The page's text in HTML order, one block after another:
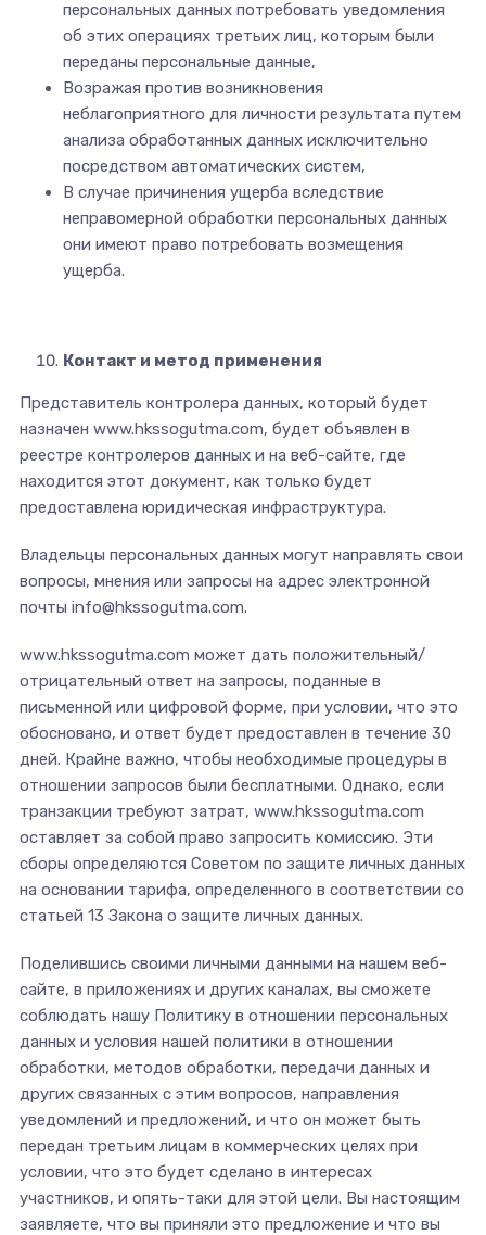
персональных данных потребовать уведомления
об этих операциях третьих лиц, которым были
переданы персональные данные,
Возражая против возникновения
неблагоприятного для личности результата путем
анализа обработанных данных исключительно
посредством автоматических систем,
В случае причинения ущерба вследствие
неправомерной обработки персональных данных
они имеют право потребовать возмещения
ущерба.
Контакт и метод применения
Представитель контролера данных, который будет
назначен www.hkssogutma.com, будет объявлен в
реестре контролеров данных и на веб-сайте, где
находится этот документ, как только будет
предоставлена ​​юридическая инфраструктура.
Владельцы персональных данных могут направлять свои
вопросы, мнения или запросы на адрес электронной
почты info@hkssogutma.com.
www.hkssogutma.com может дать положительный/
отрицательный ответ на запросы, поданные в
письменной или цифровой форме, при условии, что это
обосновано, и ответ будет предоставлен в течение 30
дней. Крайне важно, чтобы необходимые процедуры в
отношении запросов были бесплатными. Однако, если
транзакции требуют затрат, www.hkssogutma.com
оставляет за собой право запросить комиссию. Эти
сборы определяются Советом по защите личных данных
на основании тарифа, определенного в соответствии со
статьей 13 Закона о защите личных данных.
Поделившись своими личными данными на нашем веб-
сайте, в приложениях и других каналах, вы сможете
соблюдать нашу Политику в отношении персональных
данных и условия нашей политики в отношении
обработки, методов обработки, передачи данных и
других связанных с этим вопросов, направления
уведомлений и предложений, и что он может быть
передан третьим лицам в коммерческих целях при
условии, что это будет сделано в интересах
участников, и опять-таки для этой цели. Вы настоящим
заявляете, что вы приняли это предложение и что вы